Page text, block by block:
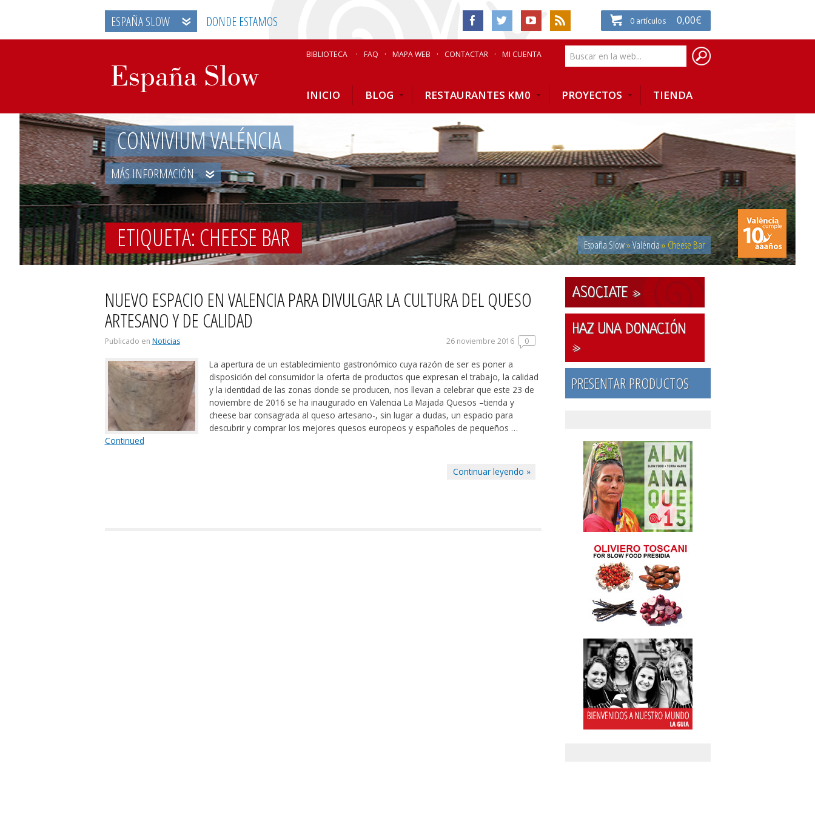
ESPAÑA SLOW DONDE ESTAMOS 0 artículos 0,00€
BIBLIOTECA FAQ MAPA WEB CONTACTAR MI CUENTA
INICIO BLOG RESTAURANTES KM0 PROYECTOS TIENDA
CONVIVIUM VALÉNCIA
MÁS INFORMACIÓN
España Slow»Valéncia» Cheese Bar
ETIQUETA: CHEESE BAR
NUEVO ESPACIO EN VALENCIA PARA DIVULGAR LA CULTURA DEL QUESO
ARTESANO Y DE CALIDAD
Publicado en Noticias 26 noviembre 2016 0
La apertura de un establecimiento gastronómico cuya razón de ser es poner a
disposición del consumidor la oferta de productos que expresan el trabajo, la calidad
y la identidad de las zonas donde se producen, nos llevan a celebrar que este 23 de
noviembre de 2016 se ha inaugurado en Valencia La Majada Quesos –tienda y
cheese bar consagrada al queso artesano-, sin lugar a dudas, un espacio para
descubrir y comprar los mejores quesos europeos y españoles de pequeños …
Continued
Continuar leyendo »
ASOCIATE »
HAZ UNA DONACIÓN
»
PRESENTAR PRODUCTOS